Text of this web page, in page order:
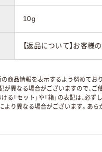
10g
【返品について】お客様
商品情報を表示するよう努めてお
が異なる場合がございますので、
る「セット」や「箱」の表記は、必
り異なる場合がございます。あら